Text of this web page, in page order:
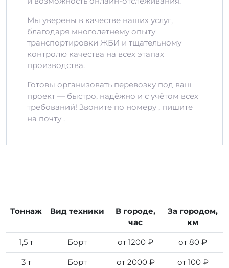
Мы уверены в качестве наших услуг,
благодаря многолетнему опыту
транспортировки ЖБИ и тщательному
контролю качества на всех этапах
производства.
Готовы организовать перевозку под ваш
проект — быстро, надёжно и с учётом всех
требований! Звоните по номеру , пишите
на почту .
Тоннаж Вид техники
В городе,
час
За городом,
км
1,5 т Борт от 1200 ₽ от 80 ₽
3 т Борт от 2000 ₽ от 100 ₽